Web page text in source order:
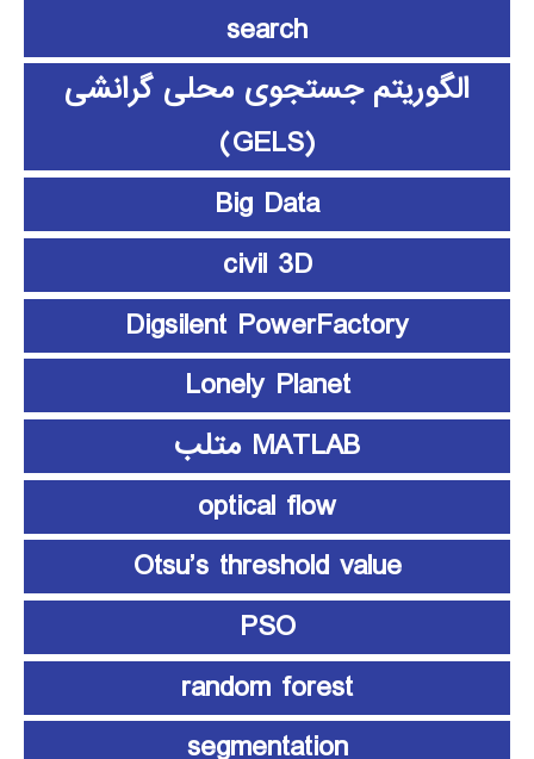
search
الگوریتم جستجوی محلی گرانشی
(GELS)
Big Data
civil 3D
Digsilent PowerFactory
Lonely Planet
MATLAB متلب
optical flow
Otsu’s threshold value
PSO
random forest
segmentation